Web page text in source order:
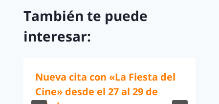
También te puede
interesar:
Nueva cita con «La Fiesta del
Cine» desde el 27 al 29 de